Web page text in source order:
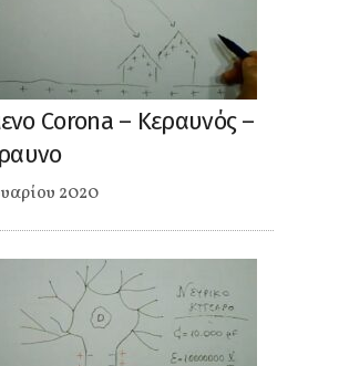
Corona – Κεραυνός –
2020